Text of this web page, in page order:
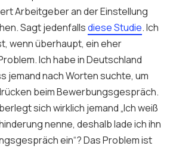
Arbeitgeber an der Einstellung
Sagt jedenfallsdiese Studie. Ich
wenn überhaupt, ein eher
Ich habe in Deutschland
jemand nach Worten suchte, um
beim Bewerbungsgespräch.
sich wirklich jemand „Ich weiß
nenne, deshalb lade ich ihn
ein“? Das Problem ist